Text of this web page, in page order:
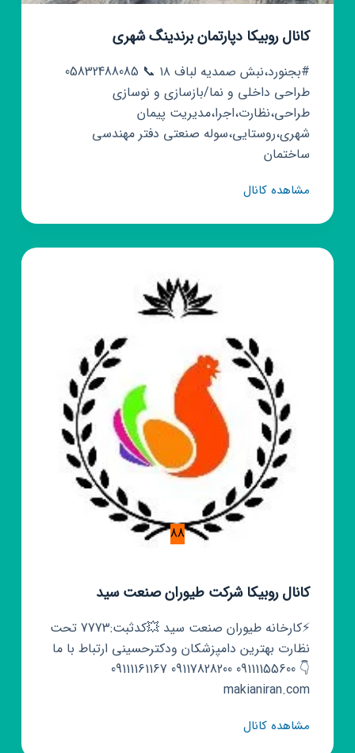
کانال روبیکا دپارتمان برندینگ شهری
#بجنورد،نبش صمدیه لباف ۱۸ 📞 05832488085
طراحی داخلی و نما/بازسازی و نوسازی
طراحی،نظارت،اجرا،مدیریت پیمان
شهری،روستایی،سوله صنعتی دفتر مهندسی
ساختمان
مشاهده کانالکانال
دپارتمان
برندینگ
88
کانال روبیکا شرکت طیوران صنعت سید
⚡کارخانه طیوران صنعت سید 💥کدثبت:7773 تحت
نظارت بهترین دامپزشکان ودکترحسینی ارتباط با ما
👇 09111155600 09117828200 09111161167
makianiran.com
مشاهده کانالکانال